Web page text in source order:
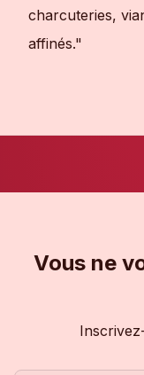
charcuteries,
affinés."
Vous ne